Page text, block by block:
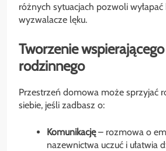
różnych sytuacjach pozwoli
wyzwalacze lęku.
Tworzenie
rodzinnego
Przestrzeń domowa może sprzyjać
siebie, jeśli zadbasz o:
Komunikację– rozmowa o
nazewnictwa uczuć i ułatwia